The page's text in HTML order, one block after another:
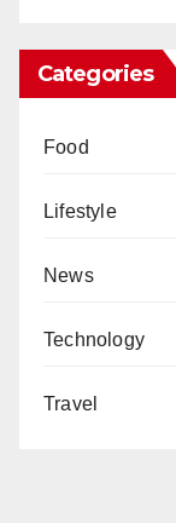
Categories
Food
Lifestyle
News
Technology
Travel